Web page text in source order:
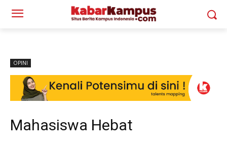
OPINI
Mahasiswa Hebat